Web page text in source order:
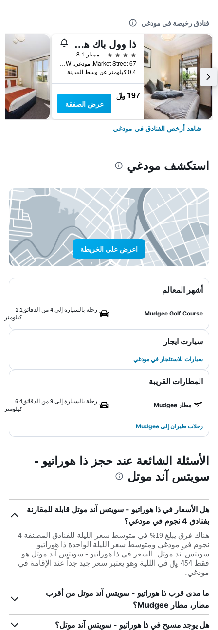
فنادق رخيصة في مودغي
ذا وول باك هوتل
4 نجوم
ممتاز 8.1
67 Market Street, مودغي, NSW, أستراليا
0.4 كيلومتر عن وسط المدينة
197 ﷼
عرض الصفقة
شاهد أرخص الفنادق في مودغي
استكشف مودغي
اعرض على الخريطة
أشهر المعالم
Mudgee Golf Course
رحلة بالسيارة إلى 4 من الدقائق
2.1
كيلومتر
سيارت ايجار
سيارات للاستئجار في مودغي
المطارات القريبة
مطار Mudgee
رحلة بالسيارة إلى 9 من الدقائق
6.4
كيلومتر
رحلات طيران إلى Mudgee
الأسئلة الشائعة عند حجز ذا هوراتيو -
سويتس آند موتل
هل الأسعار في ذا هوراتيو - سويتس آند موتل قابلة للمقارنة
بفنادق 4 نجوم في مودغي؟
هناك فرق يبلغ 19% في متوسط ​​سعر الليلة للفنادق المصنفة 4
نجوم في مودغي ومتوسط ​​سعر الليلة الواحدة ذا هوراتيو -
سويتس آند موتل. السعر في ذا هوراتيو - سويتس آند موتل هو
فقط 454 ﷼ في الللية وهو يعتبر سعر جيد جداً عند الإقامة في
مودغي.
ما مدى قرب ذا هوراتيو - سويتس آند موتل من أقرب
مطار، مطار Mudgee؟
هل يوجد مسبح في ذا هوراتيو - سويتس آند موتل؟